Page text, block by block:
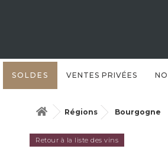
SOLDES VENTES PRIVÉES
Régions Bourgogne
Retour à la liste des vins